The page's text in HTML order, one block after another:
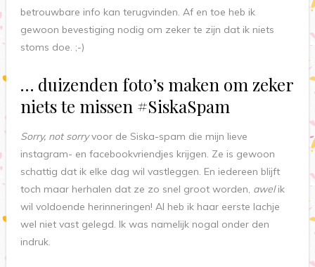
betrouwbare info kan terugvinden. Af en toe heb ik
gewoon bevestiging nodig om zeker te zijn dat ik niets
stoms doe. ;-)
… duizenden foto’s maken om zeker
niets te missen #SiskaSpam
Sorry, not sorryvoor de Siska-spam die mijn lieve
instagram- en facebookvriendjes krijgen. Ze is gewoon
schattig dat ik elke dag wil vastleggen. En iedereen blijft
toch maar herhalen dat ze zo snel groot worden, awelik
wil voldoende herinneringen! Al heb ik haar eerste lachje
wel niet vast gelegd. Ik was namelijk nogal onder den
indruk.